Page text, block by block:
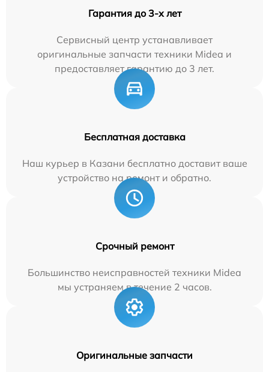
Гарантия до 3-х лет
Сервисный центр устанавливает
оригинальные запчасти техники Midea и
предоставляет гарантию до 3 лет.
Бесплатная доставка
Наш курьер в Казани бесплатно доставит ваше
устройство на ремонт и обратно.
Срочный ремонт
Большинство неисправностей техники Midea
мы устраняем в течение 2 часов.
Оригинальные запчасти